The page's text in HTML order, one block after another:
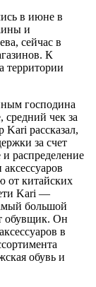
в июне в
и
сейчас в
К
территории
господина
средний чек за
Kari рассказал,
за счет
распределение
от китайских
Kari —
большой
обувщик. Он
в
обувь и